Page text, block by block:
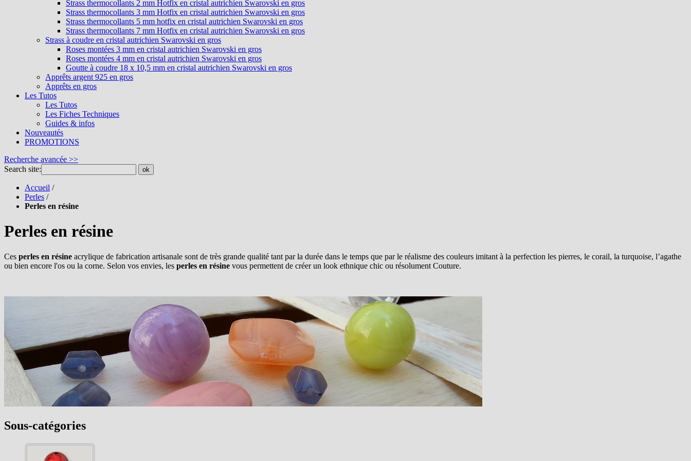
Strass thermocollants 2 mm Hotfix en cristal autrichien Swarovski en gros
Strass thermocollants 3 mm Hotfix en cristal autrichien Swarovski en gros
Strass thermocollants 5 mm hotfix en cristal autrichien Swarovski en gros
Strass thermocollants 7 mm Hotfix en cristal autrichien Swarovski en gros
Strass à coudre en cristal autrichien Swarovski en gros
Roses montées 3 mm en cristal autrichien Swarovski en gros
Roses montées 4 mm en cristal autrichien Swarovski en gros
Goutte à coudre 18 x 10,5 mm en cristal autrichien Swarovski en gros
Apprêts argent 925 en gros
Apprêts en gros
Les Tutos
Les Tutos
Les Fiches Techniques
Guides & infos
Nouveautés
PROMOTIONS
Recherche avancée >>
Search site:
ok
Accueil /
Perles /
Perles en résine
Perles en résine
Ces perles en résine acrylique de fabrication artisanale sont de très grande qualité tant par la durée dans le temps que par le réalisme des couleurs imitant à la perfection les pierres, le corail, la turquoise, l’agathe
ou bien encore l'os ou la corne. Selon vos envies, les perles en résine vous permettent de créer un look ethnique chic ou résolument Couture.
Sous-catégories